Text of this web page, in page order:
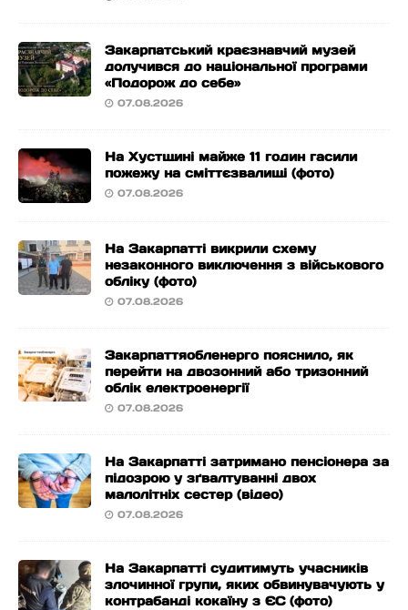
Закарпатський краєзнавчий музей
долучився до національної програми
«Подорож до себе»
07.08.2026
На Хустщині майже 11 годин гасили
пожежу на сміттєзвалищі (фото)
07.08.2026
На Закарпатті викрили схему
незаконного виключення з військового
обліку (фото)
07.08.2026
Закарпаттяобленерго пояснило, як
перейти на двозонний або тризонний
облік електроенергії
07.08.2026
На Закарпатті затримано пенсіонера за
підозрою у зґвалтуванні двох
малолітніх сестер (відео)
07.08.2026
На Закарпатті судитимуть учасників
злочинної групи, яких обвинувачують у
контрабанді кокаїну з ЄС (фото)